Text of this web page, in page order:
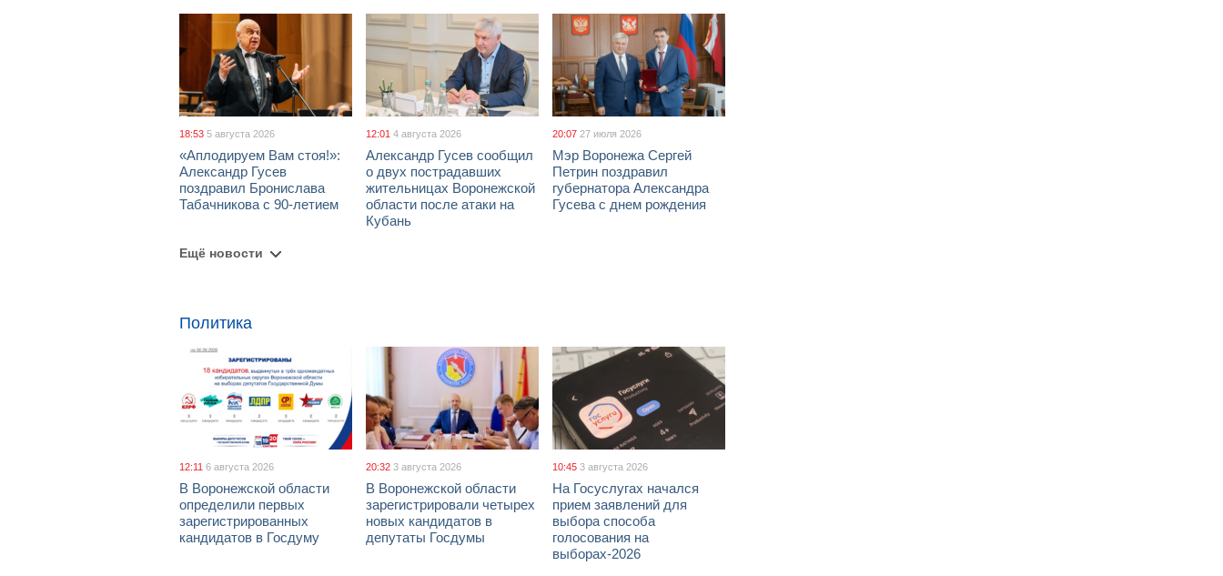
18:53 5 августа 2026
«Аплодируем Вам стоя!»:
Александр Гусев
поздравил Бронислава
Табачникова с 90-летием
12:01 4 августа 2026
Александр Гусев сообщил
о двух пострадавших
жительницах Воронежской
области после атаки на
Кубань
20:07 27 июля 2026
Мэр Воронежа Сергей
Петрин поздравил
губернатора Александра
Гусева с днем рождения
Ещё новости
Политика
12:11 6 августа 2026
В Воронежской области
определили первых
зарегистрированных
кандидатов в Госдуму
20:32 3 августа 2026
В Воронежской области
зарегистрировали четырех
новых кандидатов в
депутаты Госдумы
10:45 3 августа 2026
На Госуслугах начался
прием заявлений для
выбора способа
голосования на
выборах-2026